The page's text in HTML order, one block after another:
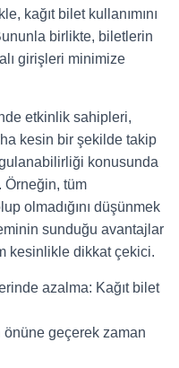
kağıt bilet kullanımını
birlikte, biletlerin
girişleri minimize
etkinlik sahipleri,
kesin bir şekilde takip
konusunda
Örneğin, tüm
olmadığını düşünmek
sunduğu avantajlar
kesinlikle dikkat çekici.
azalma: Kağıt bilet
önüne geçerek zaman